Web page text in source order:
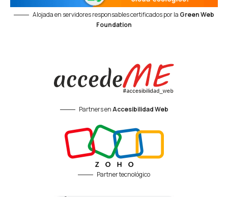
Alojada en servidores responsables certificados por la Green Web
Foundation
Partners enAccesibilidad Web
Partner tecnológico